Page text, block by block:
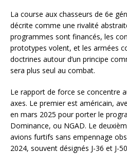
La course aux chasseurs de 6e
décrite comme une rivalité
programmes sont financés, les
prototypes volent, et les armées
doctrines autour d’un principe
sera plus seul au combat.
Le rapport de force se concentre
axes. Le premier est américain,
en mars 2025 pour porter le
Dominance, ou NGAD. Le
avions furtifs sans empennage
2024, souvent désignés J-36 et J-